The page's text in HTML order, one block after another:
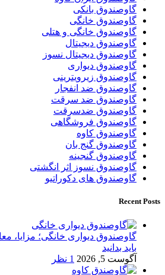
گاوصندوق بانکی
گاوصندوق خانگی
گاوصندوق خانگی و هتلی
گاوصندوق دیجیتال
گاوصندوق دیجیتال نسوز
گاوصندوق دیواری
گاوصندوق زیرویترینی
گاوصندوق ضد انفجار
گاوصندوق ضد سرقت
گاوصندوق ضدسرقت
گاوصندوق فروشگاهی
گاوصندوق کاوه
گاوصندوق گنج بان
گاوصندوق گنجینه
گاوصندوق نسوز اثر انگشتی
گاوصندوق های دکوراتیو
Recent Posts
گاوصندوق دیواری خانگی؛ مزایا،
باید بدانید
آگوست 5, 2026
1 نظر